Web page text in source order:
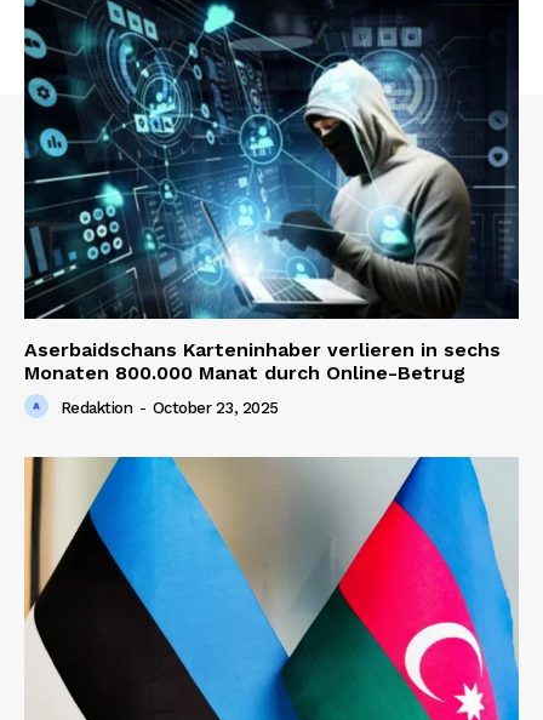
Aserbaidschans Karteninhaber verlieren in sechs
Monaten 800.000 Manat durch Online-Betrug
Redaktion - October 23, 2025